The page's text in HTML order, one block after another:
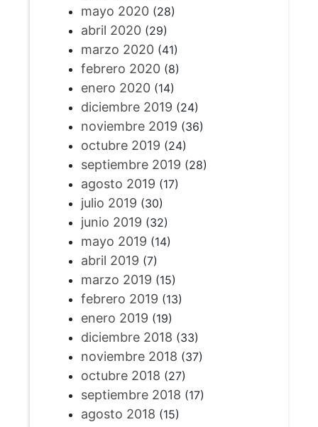
mayo 2020(28)
abril 2020(29)
marzo 2020(41)
febrero 2020(8)
enero 2020(14)
diciembre 2019 (24)
noviembre 2019 (36)
octubre 2019 (24)
septiembre 2019 (28)
agosto 2019 (17)
julio 2019 (30)
junio 2019 (32)
mayo 2019 (14)
abril 2019 (7)
marzo 2019 (15)
febrero 2019 (13)
enero 2019 (19)
diciembre 2018 (33)
noviembre 2018 (37)
octubre 2018 (27)
septiembre 2018 (17)
agosto 2018 (15)